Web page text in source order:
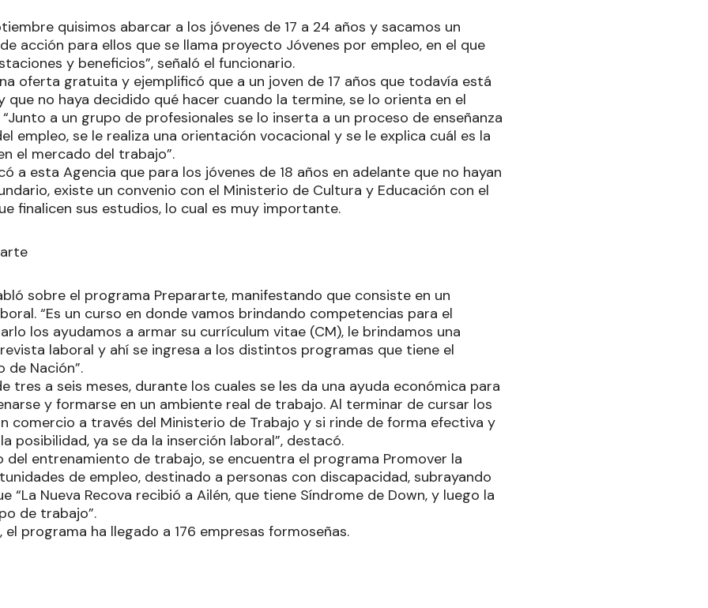
quisimos abarcar a los jóvenes de 17 a 24 años y sacamos un
acción para ellos que se llama proyecto Jóvenes por empleo, en el que
y beneficios”, señaló el funcionario.
oferta gratuita y ejemplificó que a un joven de 17 años que todavía está
que no haya decidido qué hacer cuando la termine, se lo orienta en el
a un grupo de profesionales se lo inserta a un proceso de enseñanza
empleo, se le realiza una orientación vocacional y se le explica cuál es la
el mercado del trabajo”.
a esta Agencia que para los jóvenes de 18 años en adelante que no hayan
existe un convenio con el Ministerio de Cultura y Educación con el
finalicen sus estudios, lo cual es muy importante.
sobre el programa Prepararte, manifestando que consiste en un
“Es un curso en donde vamos brindando competencias para el
los ayudamos a armar su currículum vitae (CM), le brindamos una
laboral y ahí se ingresa a los distintos programas que tiene el
de Nación”.
tres a seis meses, durante los cuales se les da una ayuda económica para
y formarse en un ambiente real de trabajo. Al terminar de cursar los
comercio a través del Ministerio de Trabajo y si rinde de forma efectiva y
posibilidad, ya se da la inserción laboral”, destacó.
del entrenamiento de trabajo, se encuentra el programa Promover la
de empleo, destinado a personas con discapacidad, subrayando
“La Nueva Recova recibió a Ailén, que tiene Síndrome de Down, y luego la
de trabajo”.
el programa ha llegado a 176 empresas formoseñas.